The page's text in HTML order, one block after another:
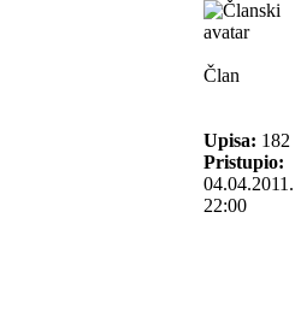
Član
Upisa: 182
Pristupio:
04.04.2011.
22:00